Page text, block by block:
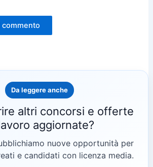
Da leggere anche
altri concorsi e offerte
aggiornate?
nuove opportunità per
e candidati con licenza media.